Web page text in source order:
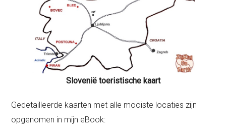
Slovenië toeristische kaart
Gedetailleerde kaarten met alle mooiste locaties zijn
opgenomen in mijn eBook: